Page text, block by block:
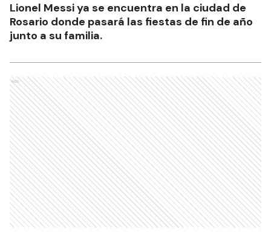
Lionel Messi ya se encuentra en la ciudad de
Rosario donde pasará las fiestas de fin de año
junto a su familia.
Ads